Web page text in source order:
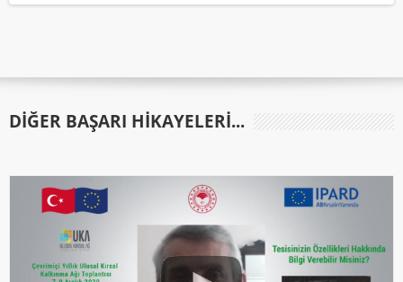
DIĞER BAŞARI HIKAYELERI...